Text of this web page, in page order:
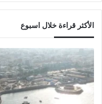
الأكثر قراءة خلال اسبوع